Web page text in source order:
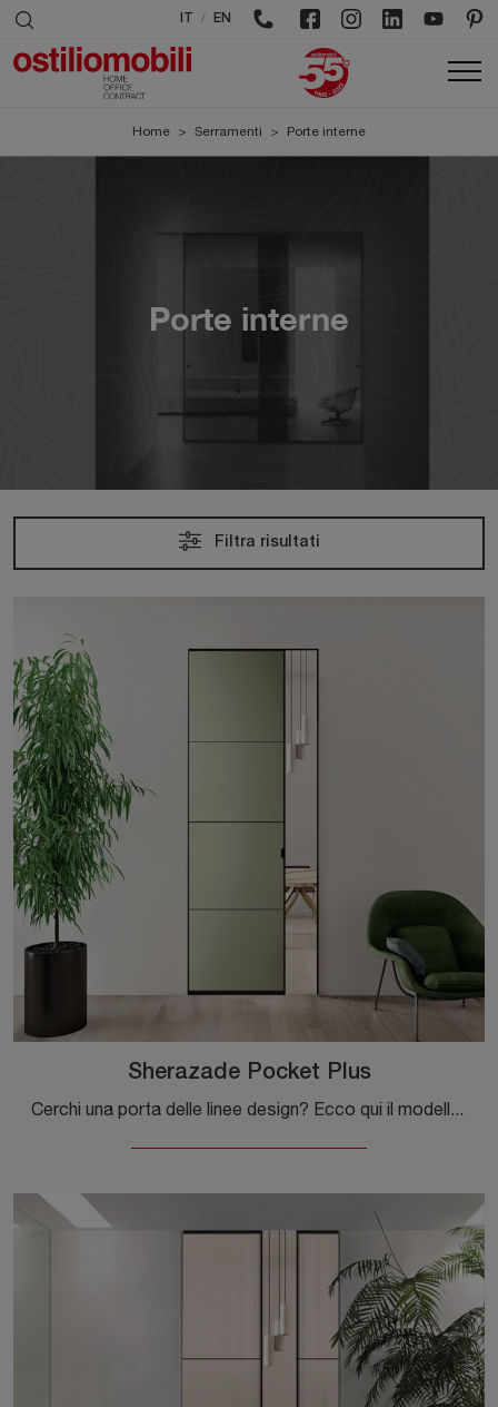
/ EN
Home > Serramenti > Porte interne
Porte interne
Filtra risultati
Sherazade Pocket Plus
Cerchi una porta delle linee design? Ecco qui il modello Sherazade Pocket Plus tra le Porte interne scorrevoli di Glas Italia.